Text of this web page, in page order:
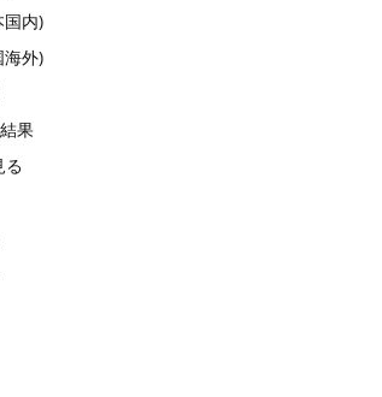
国内)
海外)
果
る